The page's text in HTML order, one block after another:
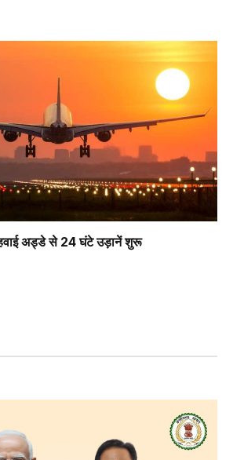
हवाई अड्डे से 24 घंटे उड़ानें शुरू